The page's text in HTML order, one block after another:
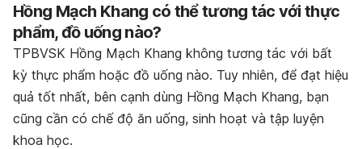
Hồng Mạch Khang có thể tương tác với thực
phẩm, đồ uống nào?
TPBVSK Hồng Mạch Khang không tương tác với bất
kỳ thực phẩm hoặc đồ uống nào. Tuy nhiên, để đạt hiệu
quả tốt nhất, bên cạnh dùng Hồng Mạch Khang, bạn
cũng cần có chế độ ăn uống, sinh hoạt và tập luyện
khoa học.